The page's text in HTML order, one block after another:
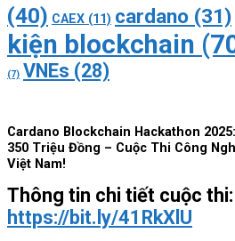
(40) CAEX (11) cardano (31)
kiện blockchain
(7) VNEs (28)
Cardano Blockchain Hackathon
350 Triệu Đồng – Cuộc Thi Công
Việt Nam!
Thông tin chi tiết cuộc thi:
https://bit.ly/41RkXlU